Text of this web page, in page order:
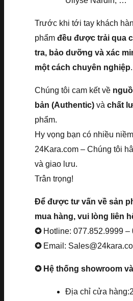
Trước khi tới tay khách
phẩm đều được trải qua
tra, bảo dưỡng và xác
một cách chuyên nghiệp.
Chúng tôi cam kết về
bản (Authentic) và chất
phẩm.
Hy vọng bạn có nhiều
24Kara.com – Chúng tôi
và giao lưu.
Trân trọng!
Để được tư vấn về sản
mua hàng, vui lòng liên
✪ Hotline: 077.852.9999 –
✪ Email:
✪ Hệ thống showroom
Địa chỉ cửa